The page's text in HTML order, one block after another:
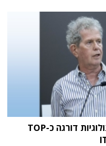
מחקר STKI השנתי: וואן טכנולוגיות דורגה כ-TOP